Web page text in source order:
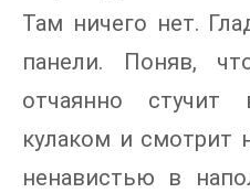
Там ничего нет.
панели. Поняв,
отчаянно
кулаком и смотрит
ненавистью в